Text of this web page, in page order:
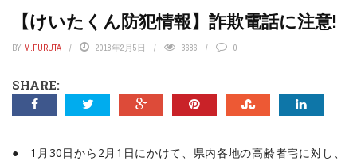
【けいたくん防犯情報】詐欺電話に注意!
BY M.FURUTA 2018年2月5日 3686 0
SHARE:
● 1月30日から2月1日にかけて、県内各地の高齢者宅に対し、